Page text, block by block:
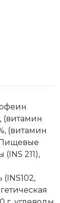
(витамин
(витамин
Пищевые
(INS 211),